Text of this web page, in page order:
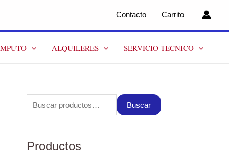
Contacto Carrito
ALQUILERES SERVICIO TECNICO
Buscar
Productos